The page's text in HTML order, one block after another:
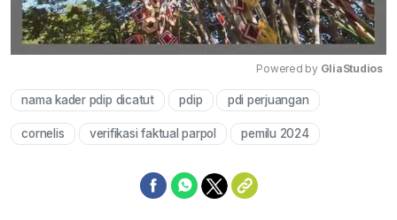
Powered by GliaStudios
nama kader pdip dicatut pdip pdi perjuangan
cornelis verifikasi faktual parpol pemilu 2024